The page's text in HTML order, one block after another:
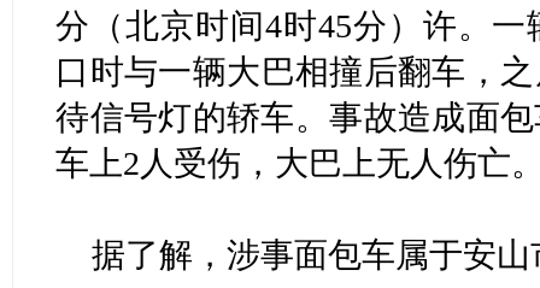
分（北京时间4时45分）许。
口时与一辆大巴相撞后翻车，
待信号灯的轿车。事故造成面
车上2人受伤，大巴上无人伤亡
据了解，涉事面包车属于安